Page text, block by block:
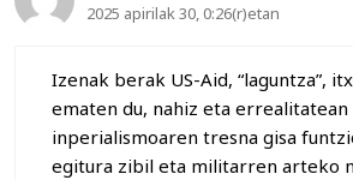
2025 apirilak 30, 0:26(r)etan
Izenak berak US-Aid, “laguntza”,
ematen du, nahiz eta errealitatean
inperialismoaren tresna gisa
egitura zibil eta militarren arteko